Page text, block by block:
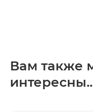
Вам также